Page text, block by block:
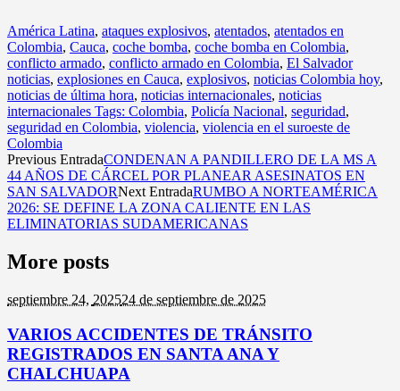
América Latina, ataques explosivos, atentados, atentados en
Colombia, Cauca, coche bomba, coche bomba en Colombia,
conflicto armado, conflicto armado en Colombia, El Salvador
noticias, explosiones en Cauca, explosivos, noticias Colombia hoy,
noticias de última hora, noticias internacionales, noticias
internacionales Tags: Colombia, Policía Nacional, seguridad,
seguridad en Colombia, violencia, violencia en el suroeste de
Colombia
Previous EntradaCONDENAN A PANDILLERO DE LA MS A
44 AÑOS DE CÁRCEL POR PLANEAR ASESINATOS EN
SAN SALVADORNext EntradaRUMBO A NORTEAMÉRICA
2026: SE DEFINE LA ZONA CALIENTE EN LAS
ELIMINATORIAS SUDAMERICANAS
More posts
septiembre 24, 202524 de septiembre de 2025
VARIOS ACCIDENTES DE TRÁNSITO
REGISTRADOS EN SANTA ANA Y
CHALCHUAPA